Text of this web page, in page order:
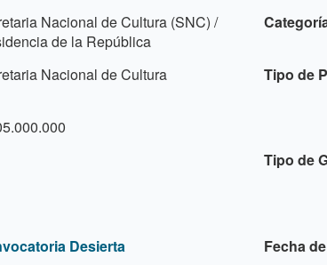
Nacional de Cultura (SNC) /
de la República
Nacional de Cultura Tipo de
Tipo de
Desierta Fecha